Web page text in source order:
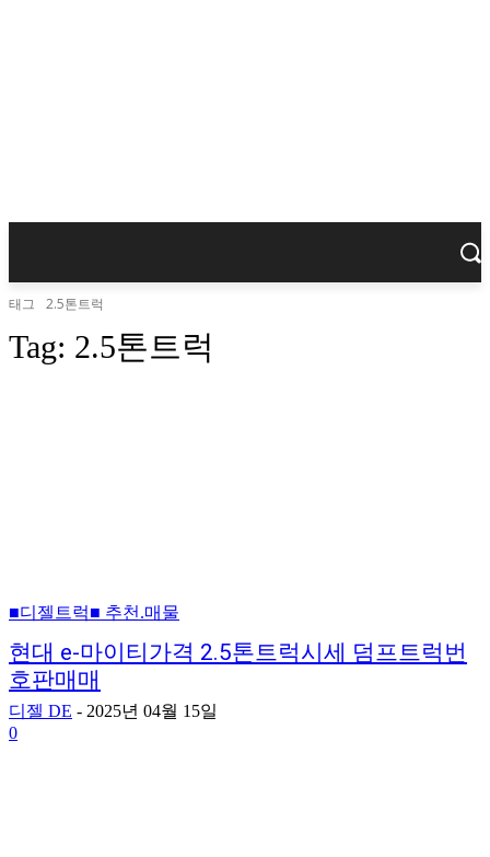
태그 2.5톤트럭
Tag: 2.5톤트럭
■디젤트럭■ 추천.매물
현대 e-마이티가격 2.5톤트럭시세 덤프트럭번
호판매매
디젤 DE - 2025년 04월 15일
0